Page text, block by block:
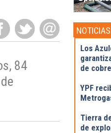
84
Los
de
YPF
Tierra
de